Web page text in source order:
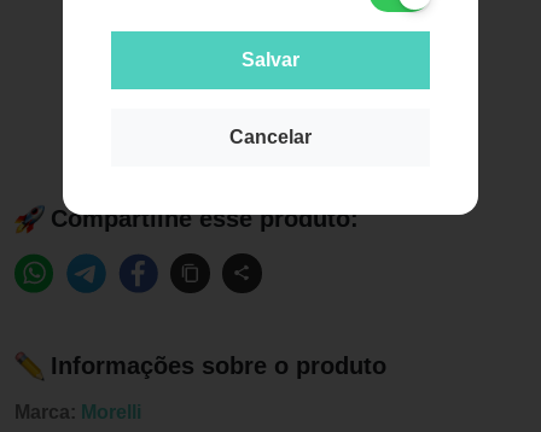
Salvar
Cancelar
Compartilhe esse produto:
Informações sobre o produto
Marca: Morelli